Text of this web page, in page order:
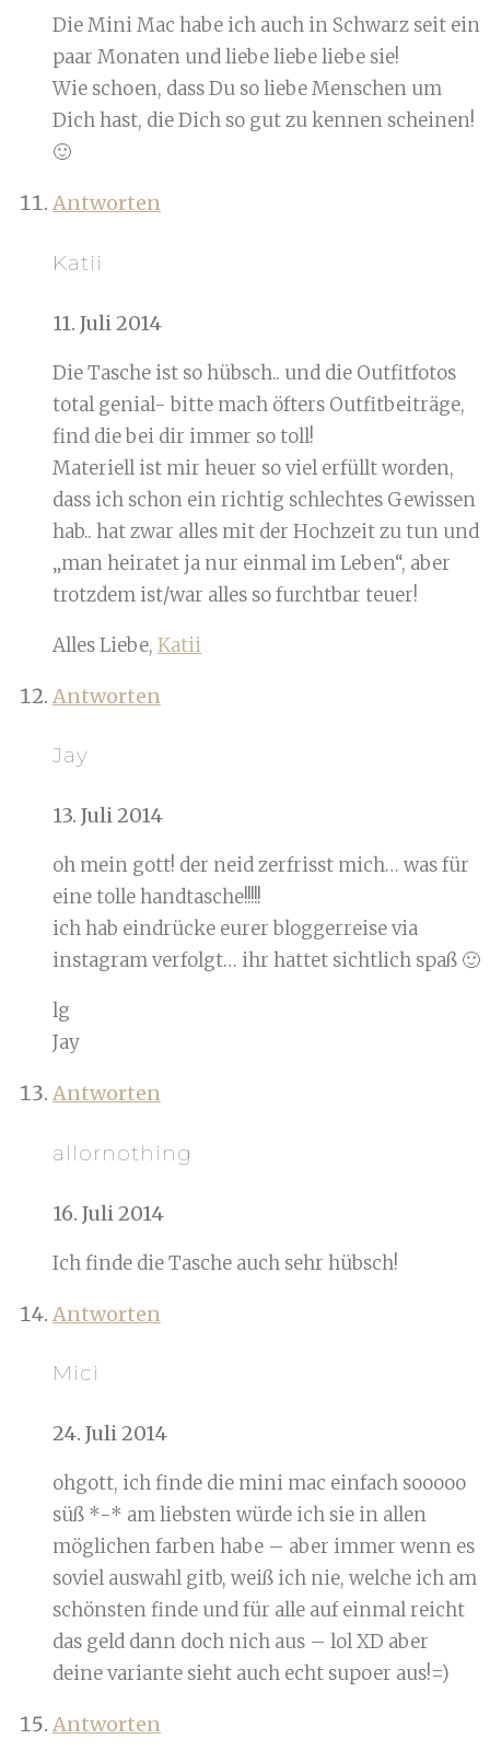
Die Mini Mac habe ich auch in Schwarz seit ein
paar Monaten und liebe liebe liebe sie!
Wie schoen, dass Du so liebe Menschen um
Dich hast, die Dich so gut zu kennen scheinen!
🙂
Antworten
Katii
11. Juli 2014
Die Tasche ist so hübsch.. und die Outfitfotos
total genial- bitte mach öfters Outfitbeiträge,
find die bei dir immer so toll!
Materiell ist mir heuer so viel erfüllt worden,
dass ich schon ein richtig schlechtes Gewissen
hab.. hat zwar alles mit der Hochzeit zu tun und
„man heiratet ja nur einmal im Leben“, aber
trotzdem ist/war alles so furchtbar teuer!
Alles Liebe, Katii
Antworten
Jay
13. Juli 2014
oh mein gott! der neid zerfrisst mich… was für
eine tolle handtasche!!!!!
ich hab eindrücke eurer bloggerreise via
instagram verfolgt… ihr hattet sichtlich spaß 🙂
lg
Jay
Antworten
allornothing
16. Juli 2014
Ich finde die Tasche auch sehr hübsch!
Antworten
Mici
24. Juli 2014
ohgott, ich finde die mini mac einfach sooooo
süß *-* am liebsten würde ich sie in allen
möglichen farben habe – aber immer wenn es
soviel auswahl gitb, weiß ich nie, welche ich am
schönsten finde und für alle auf einmal reicht
das geld dann doch nich aus – lol XD aber
deine variante sieht auch echt supoer aus!=)
Antworten